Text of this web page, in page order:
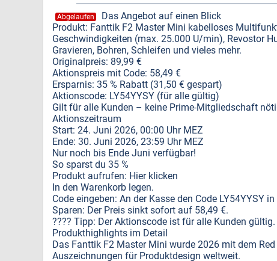
Abgelaufen
Das Angebot auf einen Blick
Produkt: Fanttik F2 Master Mini kabelloses
Geschwindigkeiten (max. 25.000 U/min), Revostor
Gravieren, Bohren, Schleifen und vieles mehr.
Originalpreis: 89,99 €
Aktionspreis mit Code: 58,49 €
Ersparnis: 35 % Rabatt (31,50 € gespart)
Aktionscode: LY54YYSY (für alle gültig)
Gilt für alle Kunden – keine Prime-Mitgliedschaft
Aktionszeitraum
Start: 24. Juni 2026, 00:00 Uhr MEZ
Ende: 30. Juni 2026, 23:59 Uhr MEZ
Nur noch bis Ende Juni verfügbar!
So sparst du 35 %
Produkt aufrufen: Hier klicken
In den Warenkorb legen.
Code eingeben: An der Kasse den Code LY54YYSY
Sparen: Der Preis sinkt sofort auf 58,49 €.
???? Tipp: Der Aktionscode ist für alle Kunden
Produkthighlights im Detail
Das Fanttik F2 Master Mini wurde 2026 mit dem
Auszeichnungen für Produktdesign weltweit.